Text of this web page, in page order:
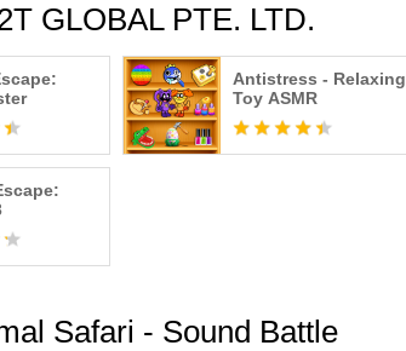
GLOBAL PTE. LTD.
Antistress - Relaxing
Toy ASMR
Safari - Sound Battle